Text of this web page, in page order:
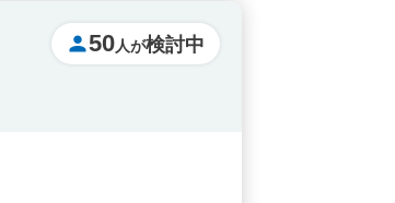
50人が検討中